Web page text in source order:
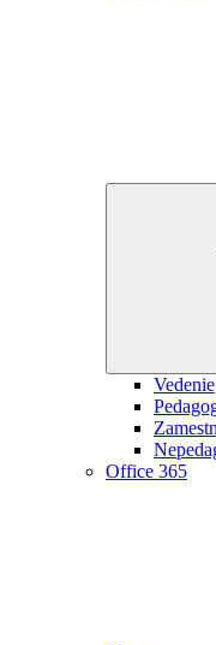
Vedenie
Office 365